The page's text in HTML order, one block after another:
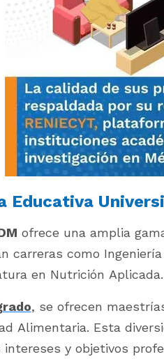
Educativa
ofrece una amplia
carreras como
en Nutrición Aplicada.
, se ofrecen
Alimentaria. Esta
intereses y objetivos